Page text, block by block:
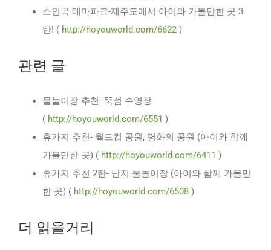
소인국 테마파크-제주도에서 아이와 가볼만한 곳 3
탄! ( http://hoyouworld.com/6622 )
관련 글
물놀이장 추천- 뚝섬 수영장
( http://hoyouworld.com/6551 )
휴가지 추천- 월드컵 공원, 평화의 공원 (아이와 함께
가볼만한 곳) ( http://hoyouworld.com/6411 )
휴가지 추천 2탄- 난지 물놀이장 (아이와 함께 가볼만
한 곳) ( http://hoyouworld.com/6508 )
더 읽을거리